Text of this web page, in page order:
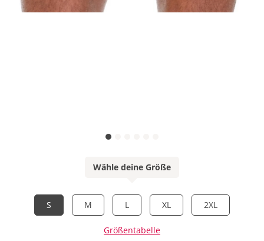
Wähle deine Größe
S M L XL 2XL
Größentabelle